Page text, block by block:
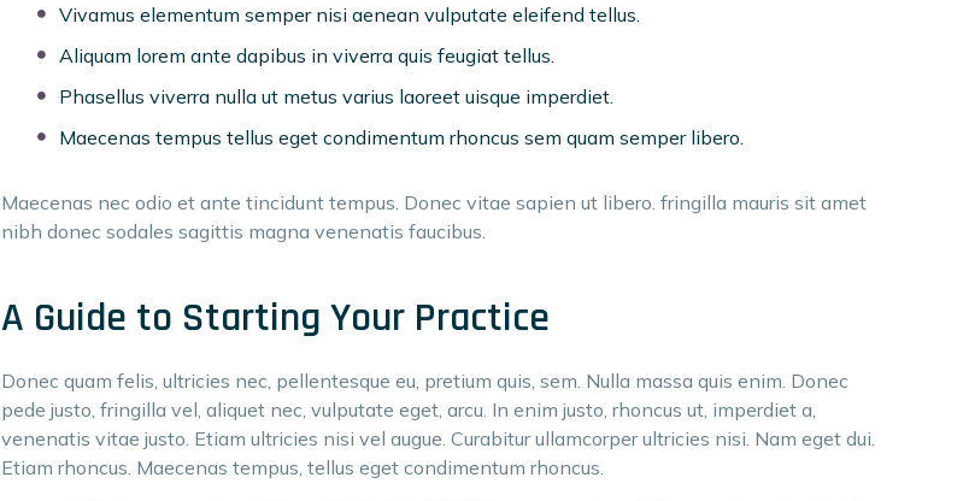
Vivamus elementum semper nisi aenean vulputate eleifend tellus.
Aliquam lorem ante dapibus in viverra quis feugiat tellus.
Phasellus viverra nulla ut metus varius laoreet uisque imperdiet.
Maecenas tempus tellus eget condimentum rhoncus sem quam semper libero.
Maecenas nec odio et ante tincidunt tempus. Donec vitae sapien ut libero. fringilla mauris sit amet
nibh donec sodales sagittis magna venenatis faucibus.
A Guide to Starting Your Practice
Donec quam felis, ultricies nec, pellentesque eu, pretium quis, sem. Nulla massa quis enim. Donec
pede justo, fringilla vel, aliquet nec, vulputate eget, arcu. In enim justo, rhoncus ut, imperdiet a,
venenatis vitae justo. Etiam ultricies nisi vel augue. Curabitur ullamcorper ultricies nisi. Nam eget dui.
Etiam rhoncus. Maecenas tempus, tellus eget condimentum rhoncus.